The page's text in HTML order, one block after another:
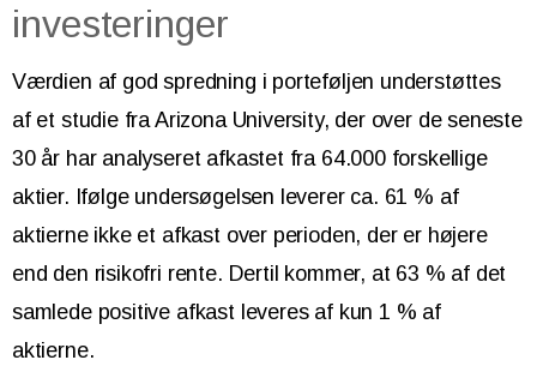
investeringer
Værdien af god spredning i porteføljen understøttes
af et studie fra Arizona University, der over de seneste
30 år har analyseret afkastet fra 64.000 forskellige
aktier. Ifølge undersøgelsen leverer ca. 61 % af
aktierne ikke et afkast over perioden, der er højere
end den risikofri rente. Dertil kommer, at 63 % af det
samlede positive afkast leveres af kun 1 % af
aktierne.